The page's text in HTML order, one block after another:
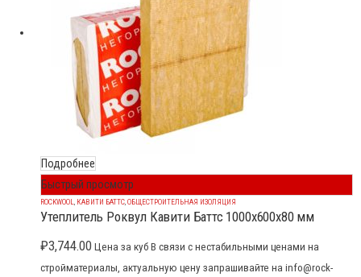
Подробнее
Быстрый просмотр
ROCKWOOL, КАВИТИ БАТТС,ОБЩЕСТРОИТЕЛЬНАЯ ИЗОЛЯЦИЯ
Утеплитель Роквул Кавити Баттс 1000x600x80 мм
₽3,744.00 Цена за куб В связи с нестабильными ценами на
стройматериалы, актуальную цену запрашивайте на info@rock-